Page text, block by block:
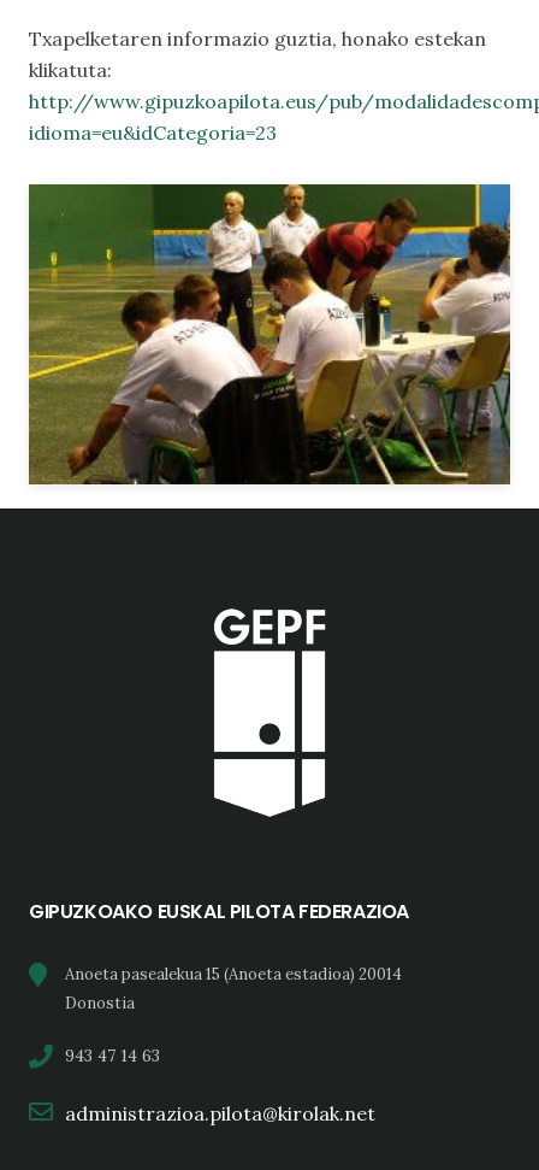
Txapelketaren informazio guztia, honako estekan
klikatuta:
http://www.gipuzkoapilota.eus/pub/
idioma=eu&idCategoria=23
GIPUZKOAKO EUSKAL PILOTA FEDERAZIOA
Anoeta pasealekua 15 (Anoeta estadioa) 20014
Donostia
943 47 14 63
administrazioa.pilota@kirolak.net